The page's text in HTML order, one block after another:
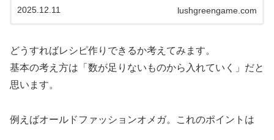
のドーナツに移りたいです。lushgreengame.com
2025.12.11
どうすればレシピ作りできるか考えてみます。
基本の考え方は「数が足りないものから入れていく」だと
思います。
例えばオールドファッションオメガ。これのポイントは